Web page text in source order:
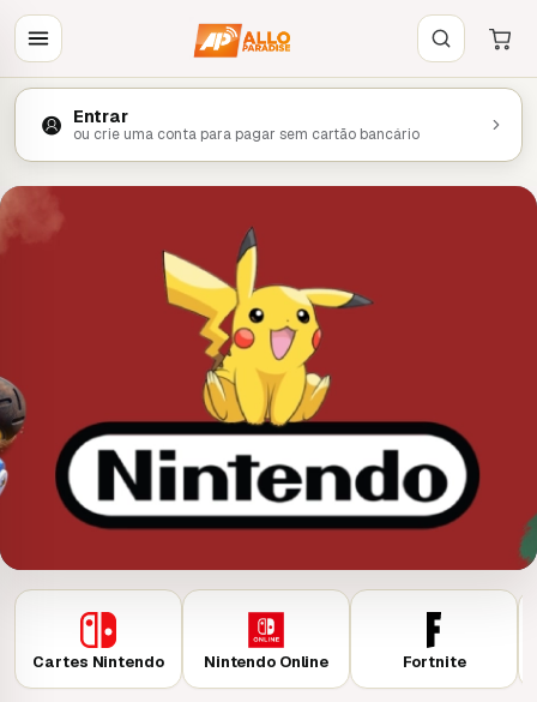
Entrar
ou crie uma conta para pagar sem cartão bancário
Cartes Nintendo Nintendo Online Fortnite